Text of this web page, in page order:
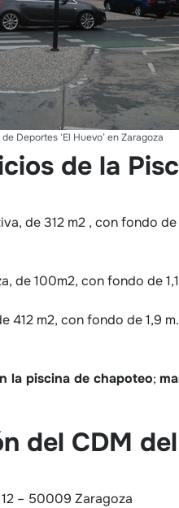
Deportes ‘El Huevo’ en Zaragoza
de la
de 312 m2 , con fondo
de 100m2, con fondo de
412 m2, con fondo de 1,9
la piscina de chapoteo;
del CDM
– 50009 Zaragoza